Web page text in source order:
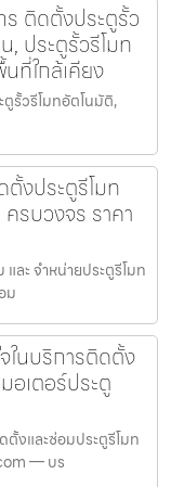
ร ติดตั้งประตูรั้ว
, ประตูรั้วรีโมท
ที่ใกล้เคียง
รั้วรีโมทอัตโนมัติ,
งประตูรีโมท
รบวงจร ราคา
ละ จำหน่ายประตูรีโมท
ม
ในบริการติดตั้ง
อเตอร์ประตู
ตั้งและซ่อมประตูรีโมท
— บร